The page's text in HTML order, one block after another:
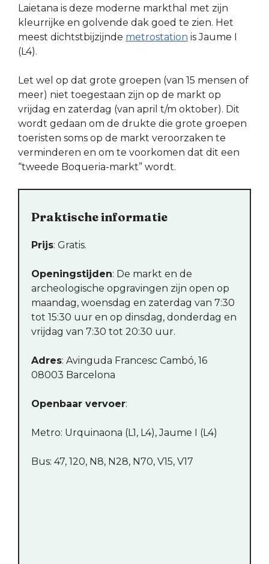
Laietana is deze moderne markthal met zijn
kleurrijke en golvende dak goed te zien. Het
meest dichtstbijzijnde metrostation is Jaume I
(L4).
Let wel op dat grote groepen (van 15 mensen of
meer) niet toegestaan zijn op de markt op
vrijdag en zaterdag (van april t/m oktober). Dit
wordt gedaan om de drukte die grote groepen
toeristen soms op de markt veroorzaken te
verminderen en om te voorkomen dat dit een
“tweede Boqueria-markt” wordt.
Praktische informatie
Prijs: Gratis.
Openingstijden: De markt en de
archeologische opgravingen zijn open op
maandag, woensdag en zaterdag van 7:30
tot 15:30 uur en op dinsdag, donderdag en
vrijdag van 7:30 tot 20:30 uur.
Adres: Avinguda Francesc Cambó, 16
08003 Barcelona
Openbaar vervoer:
Metro: Urquinaona (L1, L4), Jaume I (L4)
Bus: 47, 120, N8, N28, N70, V15, V17